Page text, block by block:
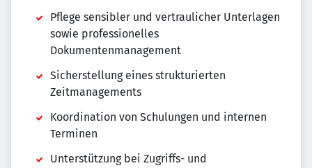
Pflege sensibler und vertraulicher Unterlagen
sowie professionelles
Dokumentenmanagement
Sicherstellung eines strukturierten
Zeitmanagements
Koordination von Schulungen und internen
Terminen
Unterstützung bei Zugriffs- und